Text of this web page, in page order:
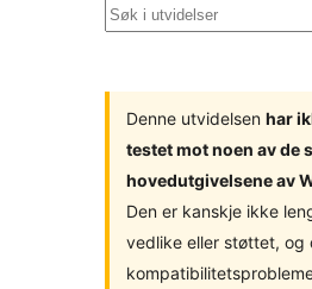
Søk
Denne utvidelsen har
testet mot noen av de
hovedutgivelsene av
Den er kanskje ikke
vedlike eller støttet, og